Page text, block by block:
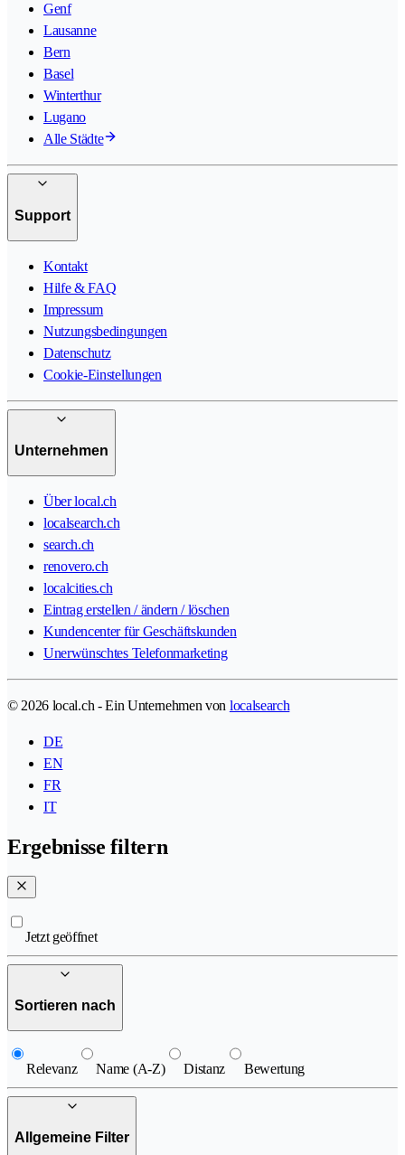
Genf
Lausanne
Bern
Basel
Winterthur
Lugano
Alle Städte
Support
Kontakt
Hilfe & FAQ
Impressum
Nutzungsbedingungen
Datenschutz
Cookie-Einstellungen
Unternehmen
Über local.ch
localsearch.ch
search.ch
renovero.ch
localcities.ch
Eintrag erstellen / ändern / löschen
Kundencenter für Geschäftskunden
Unerwünschtes Telefonmarketing
© 2026 local.ch - Ein Unternehmen von localsearch
DE
EN
FR
IT
Ergebnisse filtern
Jetzt geöffnet
Sortieren nach
Relevanz Name (A-Z) Distanz Bewertung
Allgemeine Filter